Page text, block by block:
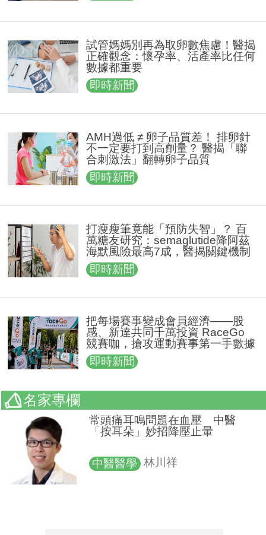
試管媽媽別再為取卵數焦慮！醫揭
正確觀念：懷孕率、活產率比任何
數據都重要
即時新聞
AMH過低 ≠ 卵子品質差！ 排卵針
不一定要打到高劑量？ 醫揭「聯
合刺激法」翻轉卵子品質
即時新聞
打瘦瘦筆竟能「預防失智」？ 百
萬糖友研究：semaglutide降阿茲
海默風險最高7成，醫揭關鍵機制
即時新聞
把每場賽事變成會員經濟——股
感、新達共同千萬投資 RaceGo
競賽咖，搶攻運動賽事第一手數據
即時新聞
名家專欄
清熱解毒無耐藥性 中藥天然功
效等同抗生素
中醫醫學 蔡宗翰